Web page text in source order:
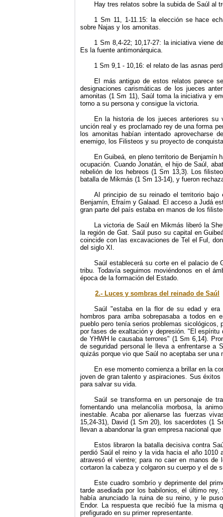
Hay tres relatos sobre la subida de Saúl al
1 Sm 11, 1-11.15: la elección se hace
sobre Najas y los amonitas.
1 Sm 8,4-22; 10,17-27: la iniciativa viene
Es la fuente antimonárquica.
1 Sm 9,1 - 10,16: el relato de las asnas
El más antiguo de estos relatos parece
designaciones carismáticas de los jueces
amonitas (1 Sm 11), Saúl toma la iniciativa y
torno a su persona y consigue la victoria.
En la historia de los jueces anteriores
unción real y es proclamado rey de una forma
los amonitas habían intentado aprovecharse
enemigo, los Filisteos y su proyecto de
En Guibeá, en pleno territorio de Benjamín
ocupación. Cuando Jonatán, el hijo de Saúl,
rebelión de los hebreos (1 Sm 13,3). Los
batalla de Mikmás (1 Sm 13-14), y fueron
Al principio de su reinado el territorio bajo
Benjamín, Efraím y Galaad. El acceso a Judá
gran parte del país estaba en manos de los
La victoria de Saúl en Mikmás liberó la
la región de Gat. Saúl puso su capital en
coincide con las excavaciones de Tel el Ful,
del siglo XI.
Saúl establecerá su corte en el palacio de
tribu. Todavía seguimos moviéndonos en el
época de la formación del Estado.
2.- Luces y sombras del reinado de Saúl
Saúl "estaba en la flor de su edad y era
hombros para arriba sobrepasaba a todos en
pueblo pero tenía serios problemas sicológicos,
por fases de exaltación y depresión. "El
de YHWH le causaba terrores" (1 Sm 6,14).
de seguridad personal le lleva a enfrentarse a
quizás porque vio que Saúl no aceptaba ser una
En ese momento comienza a brillar en la
joven de gran talento y aspiraciones. Sus
para salvar su vida.
Saúl se transforma en un personaje de
fomentando una melancolía morbosa, la
inestable. Acaba por alienarse las fuerzas
15,24-31), David (1 Sm 20), los sacerdotes (1
llevan a abandonar la gran empresa nacional
Estos libraron la batalla decisiva contra
perdió Saúl el reino y la vida hacia el año
atravesó el vientre; para no caer en manos
cortaron la cabeza y colgaron su cuerpo y el de
Este cuadro sombrío y deprimente del
tarde asediada por los babilonios, el último
había anunciado la ruina de su reino, y le
Endor. La respuesta que recibió fue la misma
prefigurado en su primer representante.